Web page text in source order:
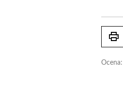
print
Ocena: